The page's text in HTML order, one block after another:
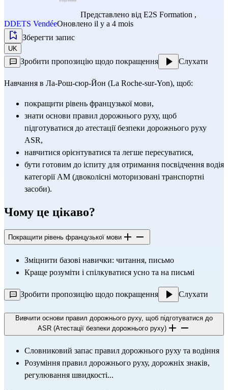
Представлено від E2S Formation ,
DDETS VendéeОновлено il y a 4 mois
Зберегти запис
UK
Зробити пропозицію щодо покращення Слухати
Навчання в Ла-Рош-сюр-Йон (La Roche-sur-Yon), щоб:
покращити рівень французької мови,
знати основи правил дорожнього руху, щоб
ASR,
навчитися орієнтуватися та легше пересуватися,
бути готовим до іспиту для отримання посвідчення водія
категорії AM (двоколісні моторизовані транспортні
засоби).
Чому це цікаво?
Покращити рівень французької мови
Зміцнити базові навички: читання, письмо
Краще розуміти і спілкуватися усно та на письмі
Зробити пропозицію щодо покращення Слухати
Вивчити основи правил дорожнього руху, щоб підготуватися до
ASR (Атестації безпеки дорожнього руху)
Словниковий запас правил дорожнього руху та водіння
Розуміння правил дорожнього руху, дорожніх знаків,
регулювання швидкості...